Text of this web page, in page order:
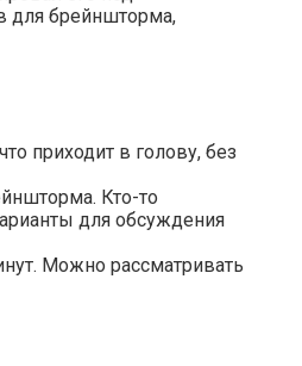
для брейншторма,
приходит в голову, без
Кто-то
для обсуждения
Можно рассматривать